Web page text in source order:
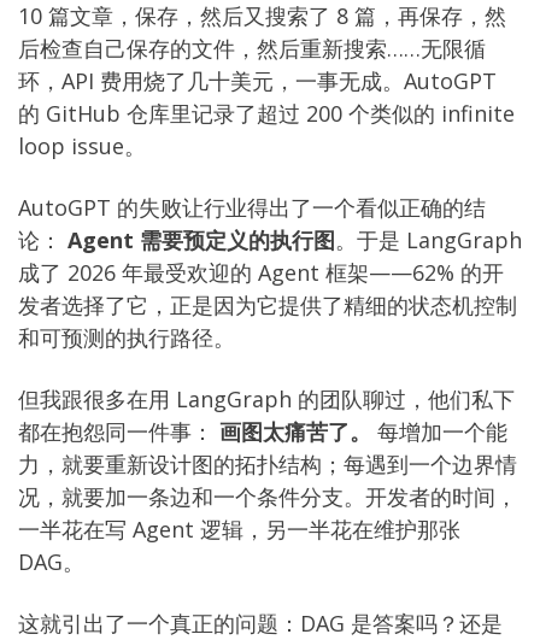
10 篇文章，保存，然后又搜索了 8 篇，再保存，然
后检查自己保存的文件，然后重新搜索……无限循
环，API 费用烧了几十美元，一事无成。AutoGPT
的 GitHub 仓库里记录了超过 200 个类似的 infinite
loop issue。
AutoGPT 的失败让行业得出了一个看似正确的结
论： Agent 需要预定义的执行图。于是 LangGraph
成了 2026 年最受欢迎的 Agent 框架——62% 的开
发者选择了它，正是因为它提供了精细的状态机控制
和可预测的执行路径。
但我跟很多在用 LangGraph 的团队聊过，他们私下
都在抱怨同一件事： 画图太痛苦了。
每增加一个能
力，就要重新设计图的拓扑结构；每遇到一个边界情
况，就要加一条边和一个条件分支。开发者的时间，
一半花在写 Agent 逻辑，另一半花在维护那张
DAG。
这就引出了一个真正的问题：DAG 是答案吗？还是